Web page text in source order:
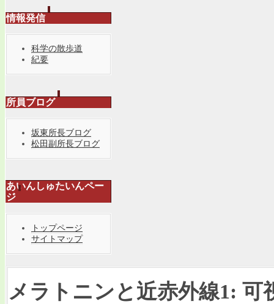
情報発信
科学の散歩道
紀要
所員ブログ
坂東所長ブログ
松田副所長ブログ
あいんしゅたいんペー
ジ
トップページ
サイトマップ
メラトニンと近赤外線1: 可